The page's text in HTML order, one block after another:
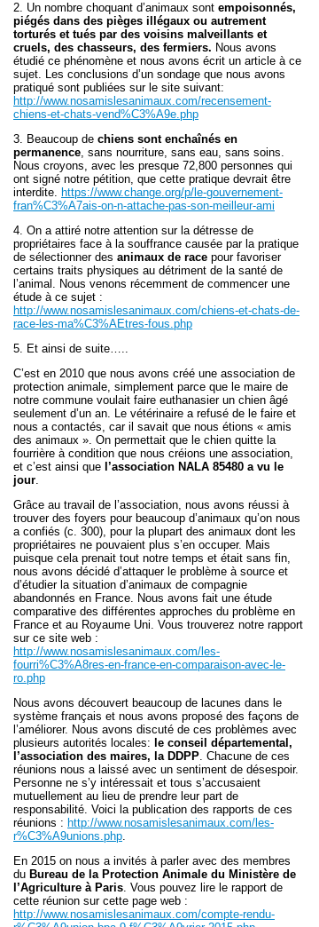
2. Un nombre choquant d’animaux sont empoisonnés,
piégés dans des pièges illégaux ou autrement
torturés et tués par des voisins malveillants et
cruels, des chasseurs, des fermiers. Nous avons
étudié ce phénomène et nous avons écrit un article à ce
sujet. Les conclusions d’un sondage que nous avons
pratiqué sont publiées sur le site suivant:
http://www.nosamislesanimaux.com/recensement-
chiens-et-chats-vend%C3%A9e.php
3. Beaucoup de chiens sont enchaînés en
permanence, sans nourriture, sans eau, sans soins.
Nous croyons, avec les presque 72,800 personnes qui
ont signé notre pétition, que cette pratique devrait être
interdite. https://www.change.org/p/le-gouvernement-
fran%C3%A7ais-on-n-attache-pas-son-meilleur-ami
4. On a attiré notre attention sur la détresse de
propriétaires face à la souffrance causée par la pratique
de sélectionner des animaux de race pour favoriser
certains traits physiques au détriment de la santé de
l’animal. Nous venons récemment de commencer une
étude à ce sujet :
http://www.nosamislesanimaux.com/chiens-et-chats-de-
race-les-ma%C3%AEtres-fous.php
5. Et ainsi de suite…..
C’est en 2010 que nous avons créé une association de
protection animale, simplement parce que le maire de
notre commune voulait faire euthanasier un chien âgé
seulement d’un an. Le vétérinaire a refusé de le faire et
nous a contactés, car il savait que nous étions « amis
des animaux ». On permettait que le chien quitte la
fourrière à condition que nous créions une association,
et c’est ainsi que l’association NALA 85480 a vu le
jour.
Grâce au travail de l’association, nous avons réussi à
trouver des foyers pour beaucoup d’animaux qu’on nous
a confiés (c. 300), pour la plupart des animaux dont les
propriétaires ne pouvaient plus s’en occuper. Mais
puisque cela prenait tout notre temps et était sans fin,
nous avons décidé d’attaquer le problème à source et
d’étudier la situation d’animaux de compagnie
abandonnés en France. Nous avons fait une étude
comparative des différentes approches du problème en
France et au Royaume Uni. Vous trouverez notre rapport
sur ce site web :
http://www.nosamislesanimaux.com/les-
fourri%C3%A8res-en-france-en-comparaison-avec-le-
ro.php
Nous avons découvert beaucoup de lacunes dans le
système français et nous avons proposé des façons de
l’améliorer. Nous avons discuté de ces problèmes avec
plusieurs autorités locales: le conseil départemental,
l’association des maires, la DDPP. Chacune de ces
réunions nous a laissé avec un sentiment de désespoir.
Personne ne s’y intéressait et tous s’accusaient
mutuellement au lieu de prendre leur part de
responsabilité. Voici la publication des rapports de ces
réunions : http://www.nosamislesanimaux.com/les-
r%C3%A9unions.php.
En 2015 on nous a invités à parler avec des membres
du Bureau de la Protection Animale du Ministère de
l’Agriculture à Paris. Vous pouvez lire le rapport de
cette réunion sur cette page web :
http://www.nosamislesanimaux.com/compte-rendu-